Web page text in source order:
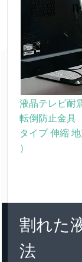
液晶テレビ
転倒防止金具
タイプ 伸縮
）
割れた
法